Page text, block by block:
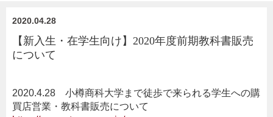
2020.04.28
【新入生・在学生向け】2020年度前期教科書販売
について
2020.4.28 小樽商科大学まで徒歩で来られる学生への購
買店営業・教科書販売について